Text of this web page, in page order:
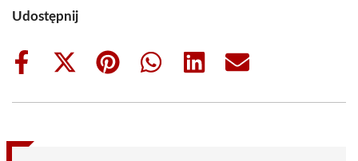
Udostępnij
Share
Share
(Twitter)
Share
Share
Share
Share